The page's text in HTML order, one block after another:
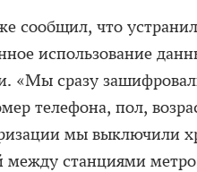
сообщил, что
использование
«Мы сразу
телефона, пол,
мы выключили
между станциями